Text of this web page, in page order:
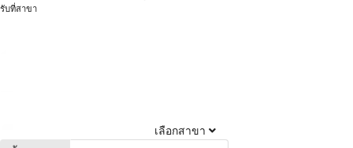
รับที่สาขา
เลือกสาขา